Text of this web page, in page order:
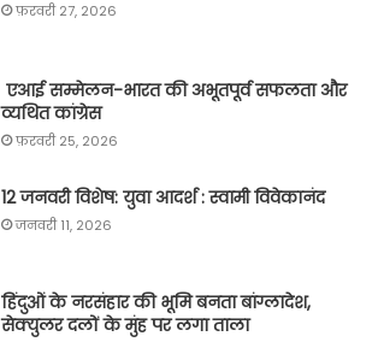
फ़रवरी 27, 2026
एआई सम्मेलन-भारत की अभूतपूर्व सफलता और
व्यथित कांग्रेस
फ़रवरी 25, 2026
12 जनवरी विशेष: युवा आदर्श : स्वामी विवेकानंद
जनवरी 11, 2026
हिंदुओं के नरसंहार की भूमि बनता बांग्लादेश,
सेक्युलर दलों के मुंह पर लगा ताला